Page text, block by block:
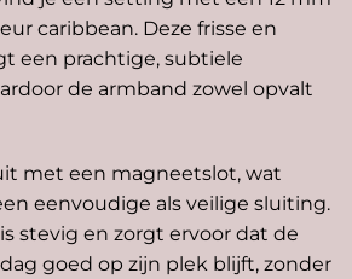
caribbean. Deze frisse en
een prachtige, subtiele
de armband zowel opvalt
met een magneetslot, wat
eenvoudige als veilige sluiting.
stevig en zorgt ervoor dat de
goed op zijn plek blijft, zonder